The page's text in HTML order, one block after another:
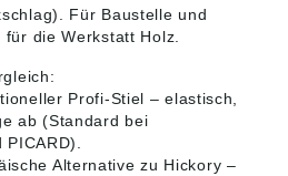
Für Baustelle und
die Werkstatt Holz.
Profi-Stiel – elastisch,
ab (Standard bei
Alternative zu Hickory –